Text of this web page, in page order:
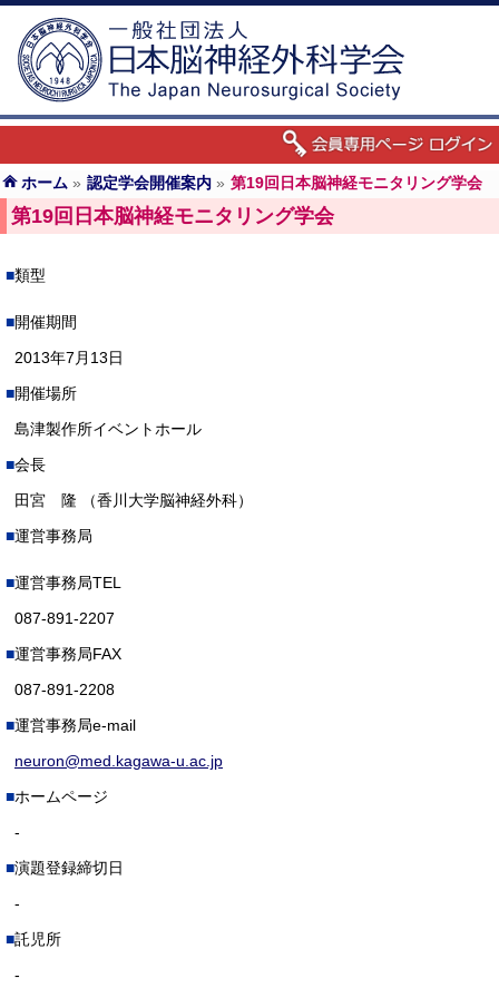
ホーム » 認定学会開催案内 » 第19回日本脳神経モニタリング学会
第19回日本脳神経モニタリング学会
類型
開催期間
2013年7月13日
開催場所
島津製作所イベントホール
会長
田宮 隆 （香川大学脳神経外科）
運営事務局
運営事務局TEL
087-891-2207
運営事務局FAX
087-891-2208
運営事務局e-mail
neuron@med.kagawa-u.ac.jp
ホームページ
-
演題登録締切日
-
託児所
-